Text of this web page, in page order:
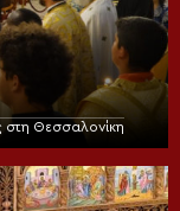
Θεσσαλονίκη